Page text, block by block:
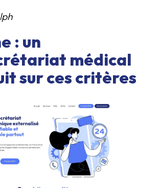
: un
médical
sur ces critères